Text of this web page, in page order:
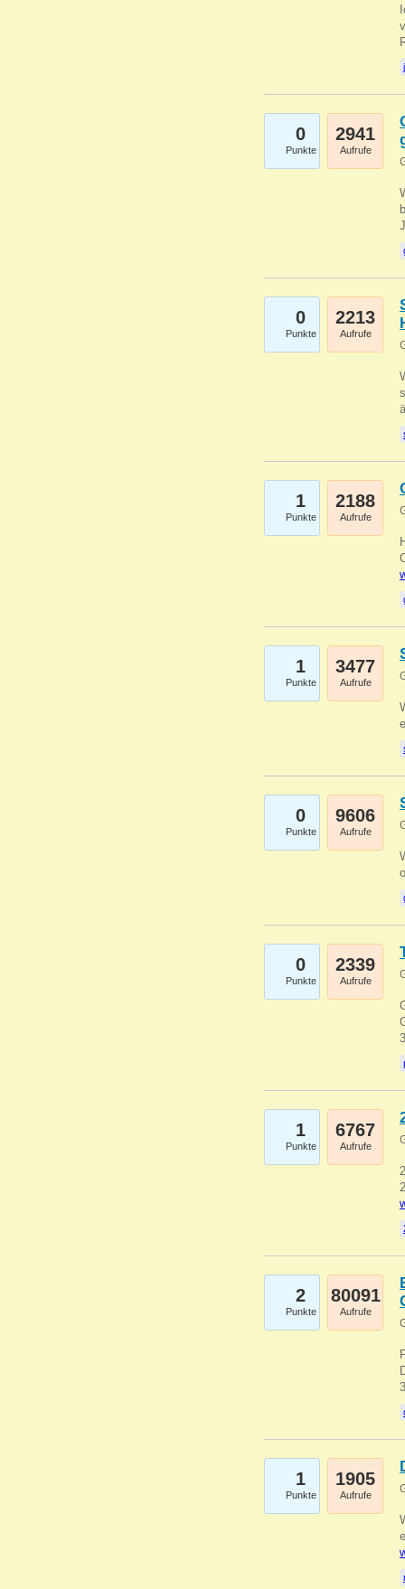
0
Punkte
2941
Aufrufe
0
Punkte
2213
Aufrufe
1
Punkte
2188
Aufrufe
1
Punkte
3477
Aufrufe
0
Punkte
9606
Aufrufe
0
Punkte
2339
Aufrufe
1
Punkte
6767
Aufrufe
2
Punkte
80091
Aufrufe
1
Punkte
1905
Aufrufe